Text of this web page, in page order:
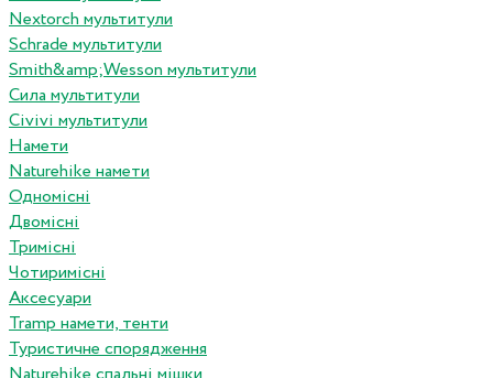
Nextorch мультитули
Schrade мультитули
Smith&amp;Wesson мультитули
Сила мультитули
Civivi мультитули
Намети
Naturehike намети
Одномісні
Двомісні
Тримісні
Чотиримісні
Аксесуари
Tramp намети, тенти
Туристичне спорядження